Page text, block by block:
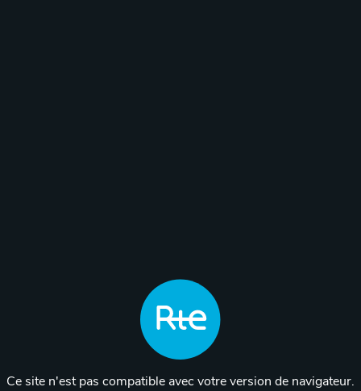
Ce site n'est pas compatible avec votre version de navigateur.